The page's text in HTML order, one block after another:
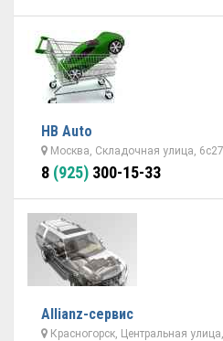
НВ Auto
Москва, Складочная улица, 6с27
8 (925) 300-15-33
Allianz-сервис
Красногорск, Центральная